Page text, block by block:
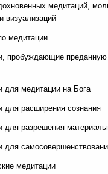
медитаций,
медитации
пробуждающие преданную
для медитации на Бога
расширения сознания
разрешения
медитации